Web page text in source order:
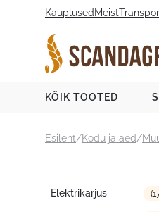
Kauplused Meist
KÕIK TOOTED
Esileht/Kodu ja aed/
Tootekategooriad
Elektrikarjus